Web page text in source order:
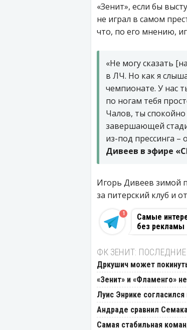
«Зенит», если бы
не играл в самом
что, по его мнению,
«Не могу сказать
в ЛЧ. Но как я
чемпионате. У нас
по ногам тебя
Чалов, ты
завершающей
из-под прессинга –
Дивеев в эфире
Игорь Дивеев зимой
за питерский клуб и
Самые
без рекламы
1
ФК ЗЕНИТ:
Дркушич может
«Зенит» и «Фламенго»
Луис Энрике согласился
Андраде сравнил
Самая стабильная